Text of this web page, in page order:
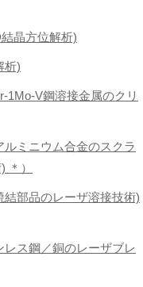
晶方位解析)
析)
1Mo-V鋼溶接金属のクリ
ミニウム合金のスクラ
＊）
結部品のレーザ溶接技術)
ス鋼／銅のレーザブレ